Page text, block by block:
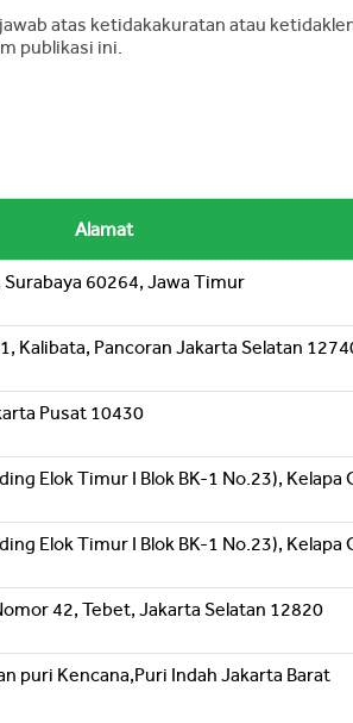
atas ketidakakuratan atau
publikasi ini.
Alamat
60264, Jawa Timur
Kalibata, Pancoran Jakarta Selatan
Pusat 10430
Elok Timur I Blok BK-1 No.23), Kelapa
Elok Timur I Blok BK-1 No.23), Kelapa
42, Tebet, Jakarta Selatan 12820
puri Kencana,Puri Indah Jakarta Barat